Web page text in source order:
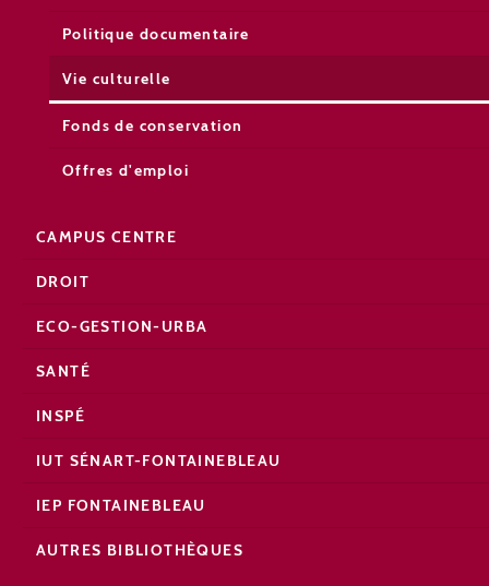
Politique documentaire
Vie culturelle
Fonds de conservation
Offres d'emploi
CAMPUS CENTRE
DROIT
ECO-GESTION-URBA
SANTÉ
INSPÉ
IUT SÉNART-FONTAINEBLEAU
IEP FONTAINEBLEAU
AUTRES BIBLIOTHÈQUES